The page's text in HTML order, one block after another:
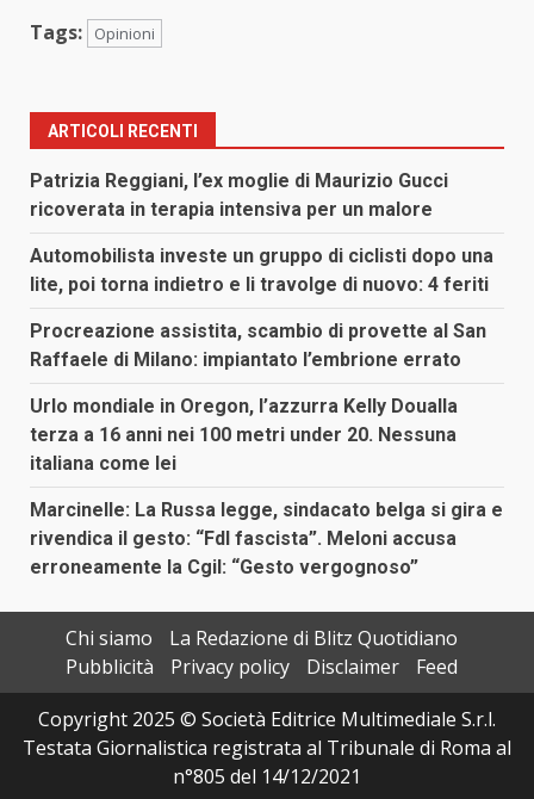
Tags: Opinioni
ARTICOLI RECENTI
Patrizia Reggiani, l’ex moglie di Maurizio Gucci
ricoverata in terapia intensiva per un malore
Automobilista investe un gruppo di ciclisti dopo una
lite, poi torna indietro e li travolge di nuovo: 4 feriti
Procreazione assistita, scambio di provette al San
Raffaele di Milano: impiantato l’embrione errato
Urlo mondiale in Oregon, l’azzurra Kelly Doualla
terza a 16 anni nei 100 metri under 20. Nessuna
italiana come lei
Marcinelle: La Russa legge, sindacato belga si gira e
rivendica il gesto: “FdI fascista”. Meloni accusa
erroneamente la Cgil: “Gesto vergognoso”
Chi siamo
La Redazione di Blitz Quotidiano
Pubblicità
Privacy policy Disclaimer
Feed
Copyright 2025 © Società Editrice Multimediale S.r.l.
Testata Giornalistica registrata al Tribunale di Roma al
n°805 del 14/12/2021